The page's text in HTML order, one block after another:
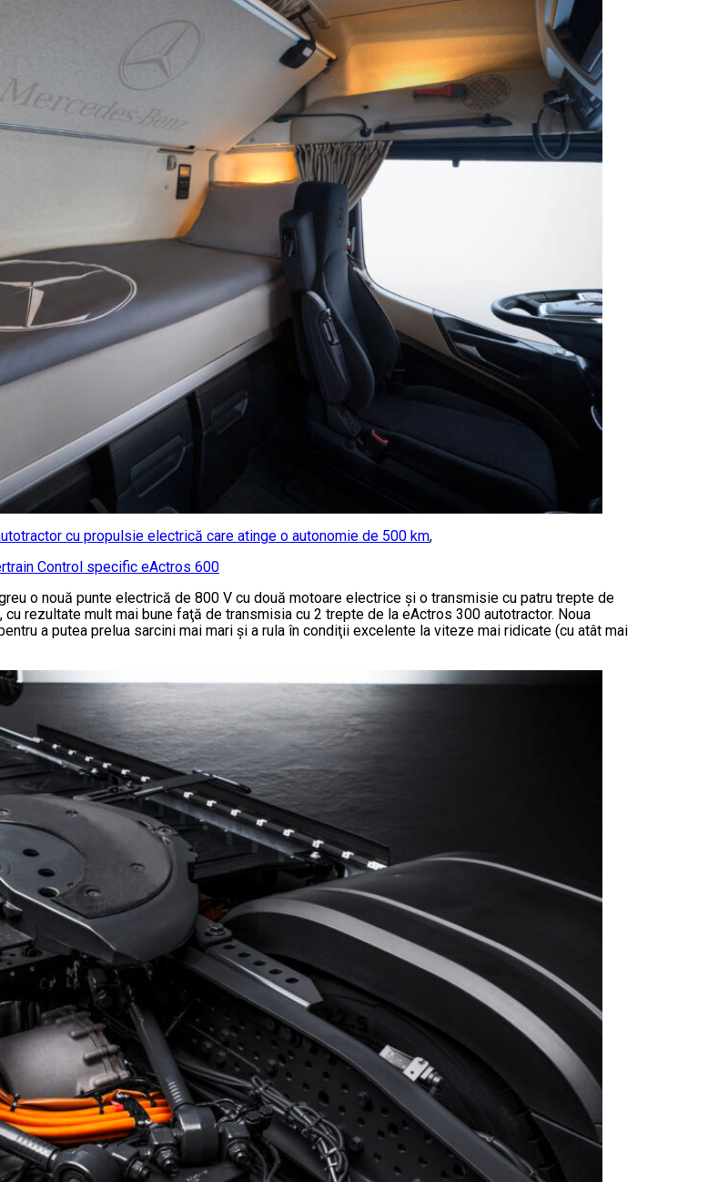
cu propulsie electrică care atinge o autonomie de 500 km,
Control specific eActros 600
o nouă punte electrică de 800 V cu două motoare electrice și o transmisie cu patru trepte de
rezultate mult mai bune faţă de transmisia cu 2 trepte de la eActros 300 autotractor. Noua
a putea prelua sarcini mai mari şi a rula în condiţii excelente la viteze mai ridicate (cu atât mai